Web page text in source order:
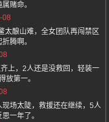
赌命。
08
太酿山难，全女团队再闯禁区
腾啊。
上，2人还是没救回，轻装一
放第一。
场太陡，救援还在继续，5人
一年了。